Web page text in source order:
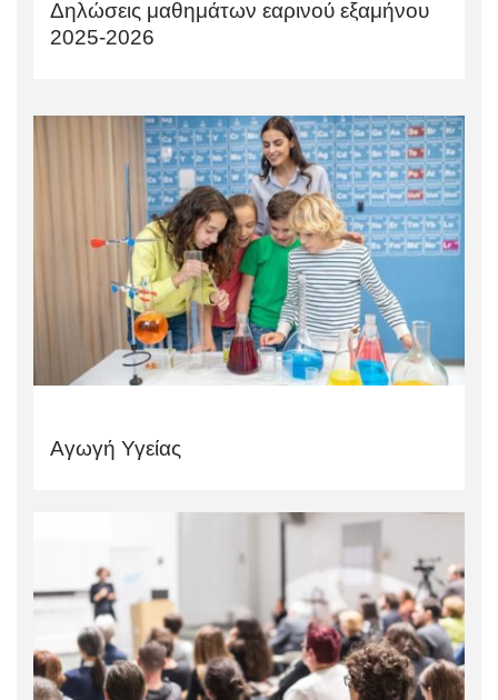
Δηλώσεις μαθημάτων εαρινού εξαμήνου
2025-2026
Αγωγή Υγείας